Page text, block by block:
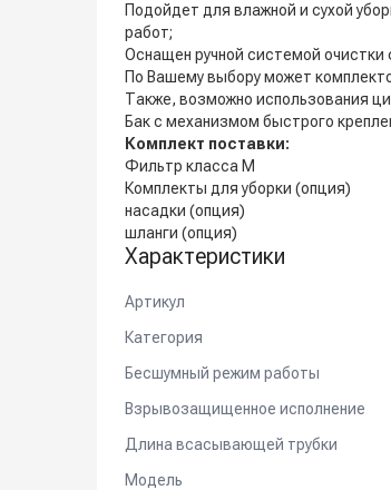
Подойдет для влажной и сухой
работ;
Оснащен ручной системой
По Вашему выбору может
Также, возможно использования
Бак с механизмом быстрого
Комплект поставки:
Фильтр класса M
Комплекты для уборки (опция)
насадки (опция)
шланги (опция)
Характеристики
Артикул
Категория
Бесшумный режим работы
Взрывозащищенное исполнение
Длина всасывающей трубки
Модель